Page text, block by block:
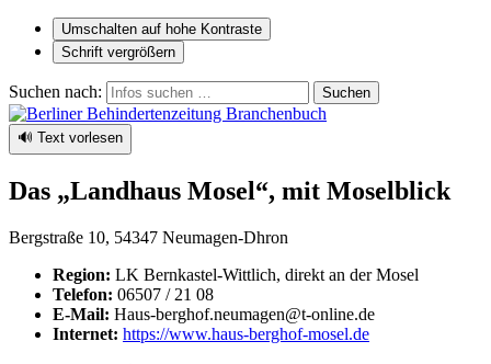
Umschalten auf hohe Kontraste
Schrift vergrößern
Suchen nach:
🔊 Text vorlesen
Das „Landhaus Mosel“, mit Moselblick
Bergstraße 10, 54347 Neumagen-Dhron
Region: LK Bernkastel-Wittlich, direkt an der Mosel
Telefon: 06507 / 21 08
E-Mail: Haus-berghof.neumagen@t-online.de
Internet: https://www.haus-berghof-mosel.de